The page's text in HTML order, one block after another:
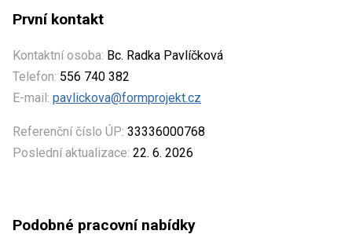
První kontakt
Kontaktní osoba: Bc. Radka Pavlíčková
Telefon: 556 740 382
E-mail: pavlickova@formprojekt.cz
Referenční číslo ÚP: 33336000768
Poslední aktualizace: 22. 6. 2026
Podobné pracovní nabídky